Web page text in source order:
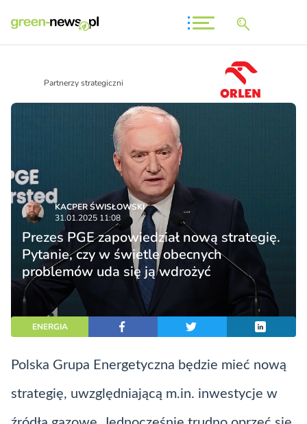
Partnerzy strategiczni
KACPER ŚWISŁO­WSKI
31.01.2025 11:08
Prezes PGE zapowiedział nową strategię.
Pytanie, czy w świetle obecnych
problemów uda się ją wdrożyć
ENERGIA
Polska Grupa Energetyczna będzie mieć nową
strategię, uwzględniającą m.in. inwestycje w